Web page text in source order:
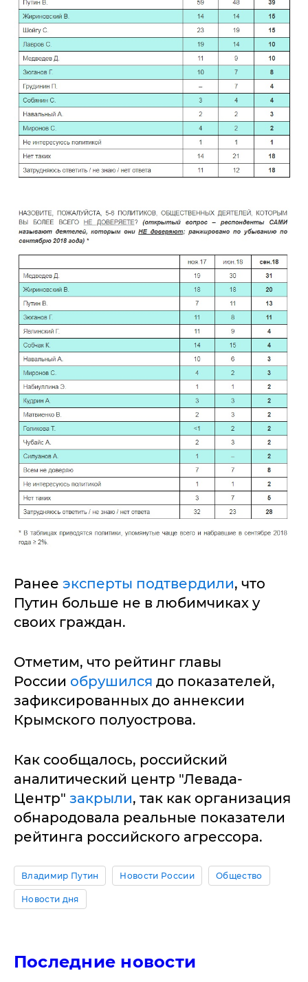
Ранее эксперты подтвердили, что
Путин больше не в любимчиках у
своих граждан.
Отметим, что рейтинг главы
России обрушился до показателей,
зафиксированных до аннексии
Крымского полуострова.
Как сообщалось, российский
аналитический центр "Левада-
Центр" закрыли, так как организация
обнародовала реальные показатели
рейтинга российского агрессора.
Владимир Путин Новости России Общество
Новости дня
Последние новости